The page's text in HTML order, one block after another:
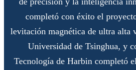
completó con éxito el
levitación magnética de ultra alta
Universidad de Tsinghua, y
Tecnología de Harbin completó